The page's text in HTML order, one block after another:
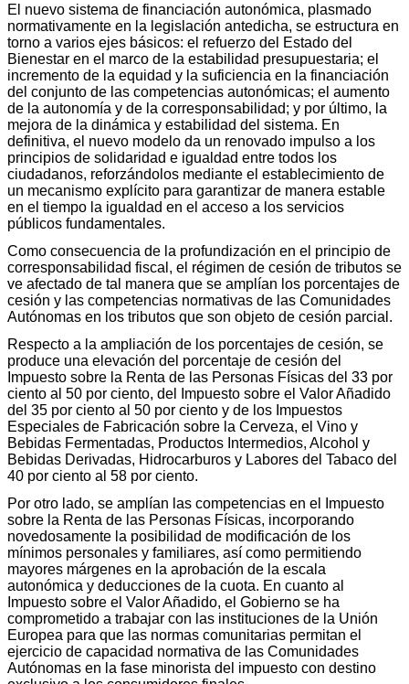
El nuevo sistema de financiación autonómica, plasmado
normativamente en la legislación antedicha, se estructura en
torno a varios ejes básicos: el refuerzo del Estado del
Bienestar en el marco de la estabilidad presupuestaria; el
incremento de la equidad y la suficiencia en la financiación
del conjunto de las competencias autonómicas; el aumento
de la autonomía y de la corresponsabilidad; y por último, la
mejora de la dinámica y estabilidad del sistema. En
definitiva, el nuevo modelo da un renovado impulso a los
principios de solidaridad e igualdad entre todos los
ciudadanos, reforzándolos mediante el establecimiento de
un mecanismo explícito para garantizar de manera estable
en el tiempo la igualdad en el acceso a los servicios
públicos fundamentales.
Como consecuencia de la profundización en el principio de
corresponsabilidad fiscal, el régimen de cesión de tributos se
ve afectado de tal manera que se amplían los porcentajes de
cesión y las competencias normativas de las Comunidades
Autónomas en los tributos que son objeto de cesión parcial.
Respecto a la ampliación de los porcentajes de cesión, se
produce una elevación del porcentaje de cesión del
Impuesto sobre la Renta de las Personas Físicas del 33 por
ciento al 50 por ciento, del Impuesto sobre el Valor Añadido
del 35 por ciento al 50 por ciento y de los Impuestos
Especiales de Fabricación sobre la Cerveza, el Vino y
Bebidas Fermentadas, Productos Intermedios, Alcohol y
Bebidas Derivadas, Hidrocarburos y Labores del Tabaco del
40 por ciento al 58 por ciento.
Por otro lado, se amplían las competencias en el Impuesto
sobre la Renta de las Personas Físicas, incorporando
novedosamente la posibilidad de modificación de los
mínimos personales y familiares, así como permitiendo
mayores márgenes en la aprobación de la escala
autonómica y deducciones de la cuota. En cuanto al
Impuesto sobre el Valor Añadido, el Gobierno se ha
comprometido a trabajar con las instituciones de la Unión
Europea para que las normas comunitarias permitan el
ejercicio de capacidad normativa de las Comunidades
Autónomas en la fase minorista del impuesto con destino